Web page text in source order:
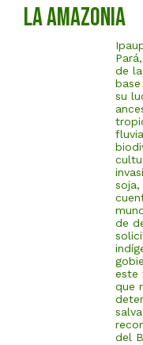
la Amazonia
de
su
de
este
que
del